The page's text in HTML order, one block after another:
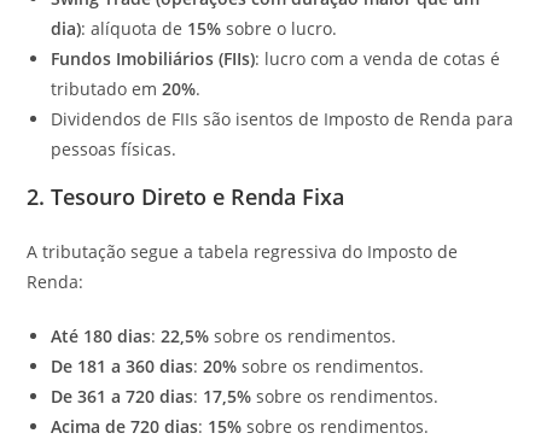
dia): alíquota de 15% sobre o lucro.
Fundos Imobiliários (FIIs): lucro com a venda de cotas é
tributado em20%.
Dividendos de FIIs são isentos de Imposto de Renda para
pessoas físicas.
2.Tesouro Direto e Renda Fixa
A tributação segue a tabela regressiva do Imposto de
Renda:
Até 180 dias:22,5% sobre os rendimentos.
De 181 a 360 dias:20% sobre os rendimentos.
De 361 a 720 dias: 17,5% sobre os rendimentos.
Acima de 720 dias: 15% sobre os rendimentos.